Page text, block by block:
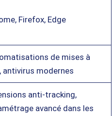
Firefox, Edge
de mises à
antivirus modernes
anti-tracking,
avancé dans les